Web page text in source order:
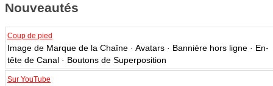
Nouveautés
Coup de pied
Image de Marque de la Chaîne · Avatars · Bannière hors ligne · En-
tête de Canal · Boutons de Superposition
Sur YouTube